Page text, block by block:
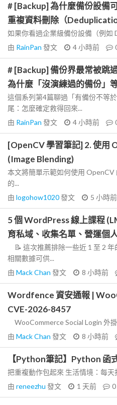
# [Backup] 為什麼備份設備
重複資料刪除（
如果你看過企業級備份設備（例如
由 RainPan 發文 4 小時前
# [Backup] 備份界最常被跳
為什麼「沒演練過的備份」
這個系列第4篇聊過「有備份不等
尾：怎麼確定救得回來...
由 RainPan 發文 4 小時前
[OpenCV 學習筆記] 2. 使用
(Image Blending)
本文將簡單示範如何使用
的...
由 logohow1020發文 5 小時前
5 個 WordPress 線上課程
育私域、收集名單、營運個
📝 這次推薦排除一些近 1 至 2
相關數據可供...
由 Mack Chan 發文 8 小時前
Wordfence 資安通報 |
CVE-2026-8457
WooCommerce Social Login 外
由 Mack Chan 發文 8 小時前
【Python筆記】Python 函
把重複動作包起來 生活情境：每天
由 reneezhu 發文 1 天前 0